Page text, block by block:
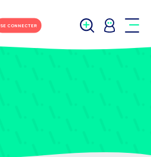
SE CONNECTER